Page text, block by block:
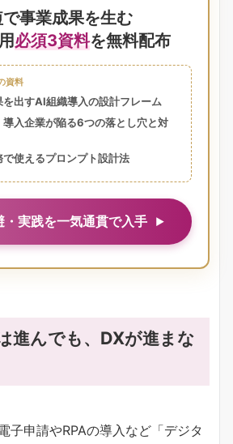
事業成果を生む
必須3資料を無料配布
資料
を出すAI組織導入の設計フレーム
導入企業が陥る6つの落とし穴と対
で使えるプロンプト設計法
・実践を一気通貫で入手
進んでも、DXが進まな
子申請やRPAの導入など「デジタ